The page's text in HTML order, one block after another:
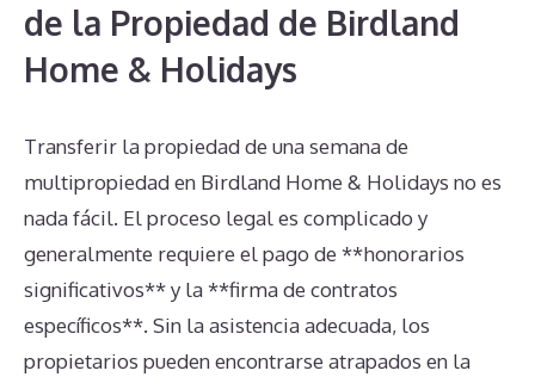
de la Propiedad de Birdland
Home & Holidays
Transferir la propiedad de una semana de
multipropiedad en Birdland Home & Holidays no es
nada fácil. El proceso legal es complicado y
generalmente requiere el pago de **honorarios
significativos** y la **firma de contratos
específicos**. Sin la asistencia adecuada, los
propietarios pueden encontrarse atrapados en la